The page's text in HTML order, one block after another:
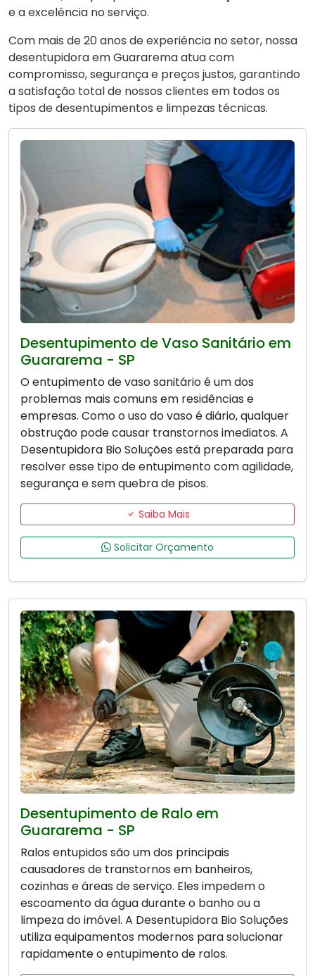
e a excelência no serviço.
Com mais de 20 anos de experiência no setor, nossa
desentupidora em Guararema atua com
compromisso, segurança e preços justos, garantindo
a satisfação total de nossos clientes em todos os
tipos de desentupimentos e limpezas técnicas.
Desentupimento de Vaso Sanitário em
Guararema - SP
O entupimento de vaso sanitário é um dos
problemas mais comuns em residências e
empresas. Como o uso do vaso é diário, qualquer
obstrução pode causar transtornos imediatos. A
Desentupidora Bio Soluções está preparada para
resolver esse tipo de entupimento com agilidade,
segurança e sem quebra de pisos.
Saiba Mais
Solicitar Orçamento
Desentupimento de Ralo em
Guararema - SP
Ralos entupidos são um dos principais
causadores de transtornos em banheiros,
cozinhas e áreas de serviço. Eles impedem o
escoamento da água durante o banho ou a
limpeza do imóvel. A Desentupidora Bio Soluções
utiliza equipamentos modernos para solucionar
rapidamente o entupimento de ralos.